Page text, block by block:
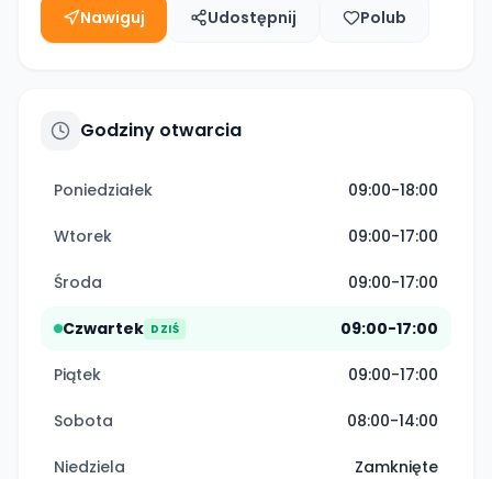
Nawiguj Udostępnij Polub
Godziny otwarcia
Poniedziałek 09:00-18:00
Wtorek 09:00-17:00
Środa 09:00-17:00
Czwartek DZIŚ 09:00-17:00
Piątek 09:00-17:00
Sobota 08:00-14:00
Niedziela Zamknięte